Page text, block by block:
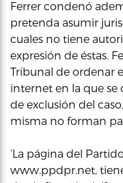
Ferrer condenó
pretenda asumir
cuales no tiene
expresión de éstas.
Tribunal de ordenar
internet en la que
de exclusión del
misma no forman
‘La página del
www.ppdpr.net,